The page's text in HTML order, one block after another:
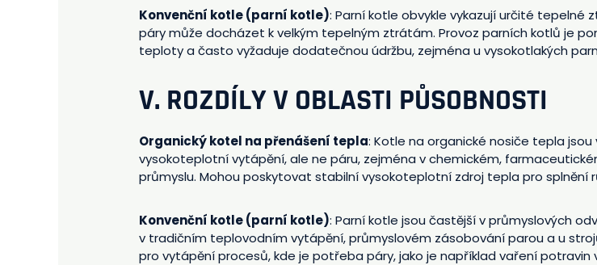
Konvenční kotle (parní kotle): Parní kotle obvykle vykazují určité
páry může docházet k velkým tepelným ztrátám. Provoz parních kotlů je
teploty a často vyžaduje dodatečnou údržbu, zejména u vysokotlakých
V. ROZDÍLY V OBLASTI PŮSOBNOSTI
Organický kotel na přenášení tepla: Kotle na organické nosiče tepla
vysokoteplotní vytápění, ale ne páru, zejména v chemickém,
průmyslu. Mohou poskytovat stabilní vysokoteplotní zdroj tepla pro splnění
Konvenční kotle (parní kotle): Parní kotle jsou častější v průmyslových
v tradičním teplovodním vytápění, průmyslovém zásobování parou a u
pro vytápění procesů, kde je potřeba páry, jako je například vaření potravin